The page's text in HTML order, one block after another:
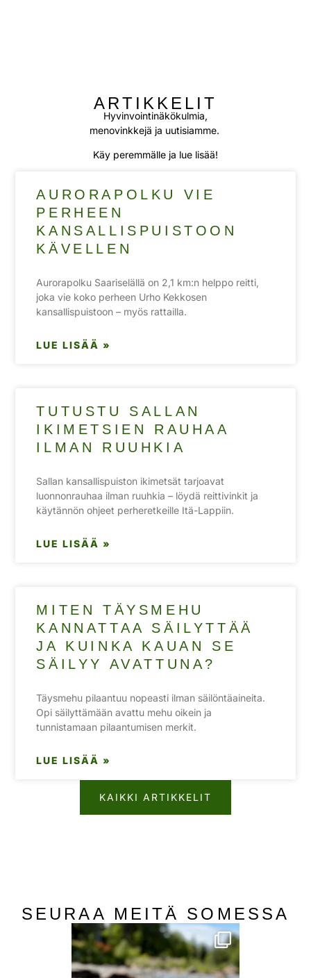
ARTIKKELIT
Hyvinvointinäkökulmia,
menovinkkejä ja uutisiamme.
Käy peremmälle ja lue lisää!
AURORAPOLKU VIE
PERHEEN
KANSALLISPUISTOON
KÄVELLEN
Aurorapolku Saariselällä on 2,1 km:n helppo reitti,
joka vie koko perheen Urho Kekkosen
kansallispuistoon – myös rattailla.
LUE LISÄÄ »
TUTUSTU SALLAN
IKIMETSIEN RAUHAA
ILMAN RUUHKIA
Sallan kansallispuiston ikimetsät tarjoavat
luonnonrauhaa ilman ruuhkia – löydä reittivinkit ja
käytännön ohjeet perheretkeille Itä-Lappiin.
LUE LISÄÄ »
MITEN TÄYSMEHU
KANNATTAA SÄILYTTÄÄ
JA KUINKA KAUAN SE
SÄILYY AVATTUNA?
Täysmehu pilaantuu nopeasti ilman säilöntäaineita.
Opi säilyttämään avattu mehu oikein ja
tunnistamaan pilaantumisen merkit.
LUE LISÄÄ »
KAIKKI ARTIKKELIT
SEURAA MEITÄ SOMESSA